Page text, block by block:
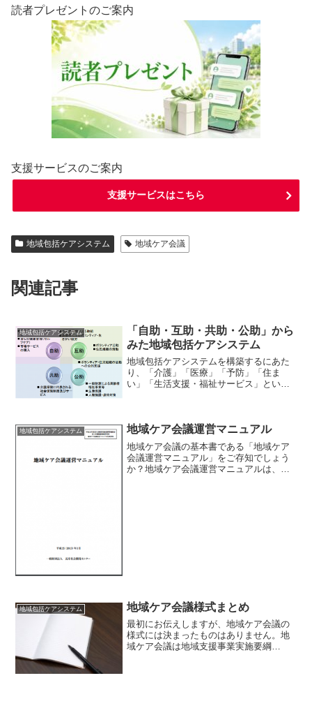
読者プレゼントのご案内
支援サービスのご案内
支援サービスはこちら
地域包括ケアシステム 地域ケア会議
関連記事
地域包括ケアシステム
「自助・互助・共助・公助」から
みた地域包括ケアシステム
地域包括ケアシステムを構築するにあた
り、「介護」「医療」「予防」「住ま
い」「生活支援・福祉サービス」という
地域包括ケアシステムをさら...
地域包括ケアシステム 地域ケア会議運営マニュアル
地域ケア会議の基本書である「地域ケア
会議運営マニュアル」をご存知でしょう
か？地域ケア会議運営マニュアルは、
地域包括ケアシステム 地域ケア会議様式まとめ
最初にお伝えしますが、地域ケア会議の
様式には決まったものはありません。地
域ケア会議は地域支援事業実施要綱